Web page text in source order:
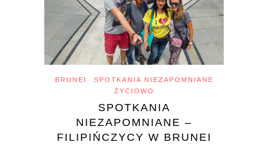
BRUNEI
SPOTKANIA NIEZAPOMNIANE
ŻYCIOWO
SPOTKANIA
NIEZAPOMNIANE –
FILIPIŃCZYCY W BRUNEI